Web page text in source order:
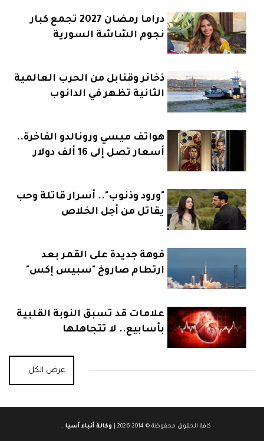
دراما رمضان 2027 تجمع كبار
نجوم الشاشة السورية
ذخائر وقنابل من الحرب العالمية
الثانية تظهر في الدانوب
هواتف ميسي ورونالدو الفاخرة..
أسعار تصل إلى 16 ألف دولار
"ورود وذنوب".. أسرار قاتلة وحب
يقاتل من أجل الخلاص
فوهة جديدة على القمر بعد
ارتطام صاروخ "سبيس إكس"
علامات قد تسبق النوبة القلبية
بأسابيع.. لا تتجاهلها
عرض الكل
كافة الحقوق محفوظة © 2014-2026 | وكالة أنباء آسيا .